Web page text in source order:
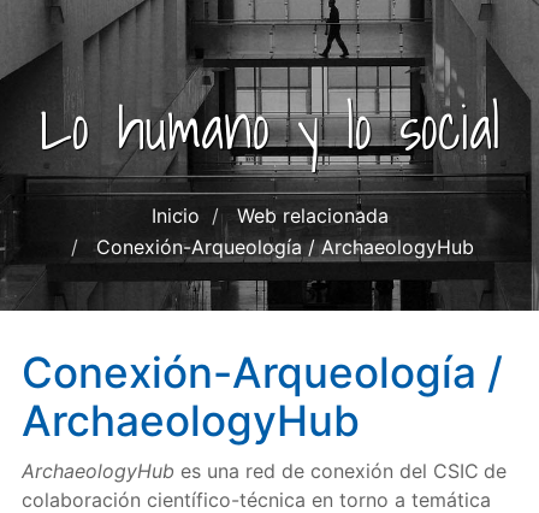
Lo humano y lo social
Inicio
Web relacionada
Conexión-Arqueología / ArchaeologyHub
Conexión-Arqueología /
ArchaeologyHub
ArchaeologyHub es una red de conexión del CSIC de
colaboración científico-técnica en torno a temática